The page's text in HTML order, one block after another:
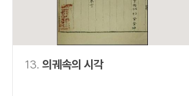
13. 의궤속의 시각